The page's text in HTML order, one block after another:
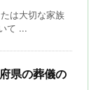
は大切な家族
て ...
県の葬儀の